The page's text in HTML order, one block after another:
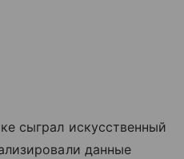
сыграл искусственный
данные